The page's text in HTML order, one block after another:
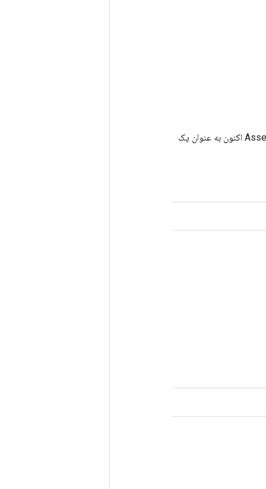
برای مثال، ممکن است یک عملیات Assert به عنوان ورودی کنترلی برای این عملیات اضافه شود. Assert اکنون به عنوان یک